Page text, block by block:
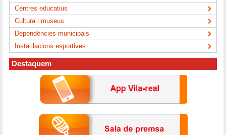
Centres educatius
Cultura i museus
Dependències municipals
Instal·lacions esportives
Destaquem